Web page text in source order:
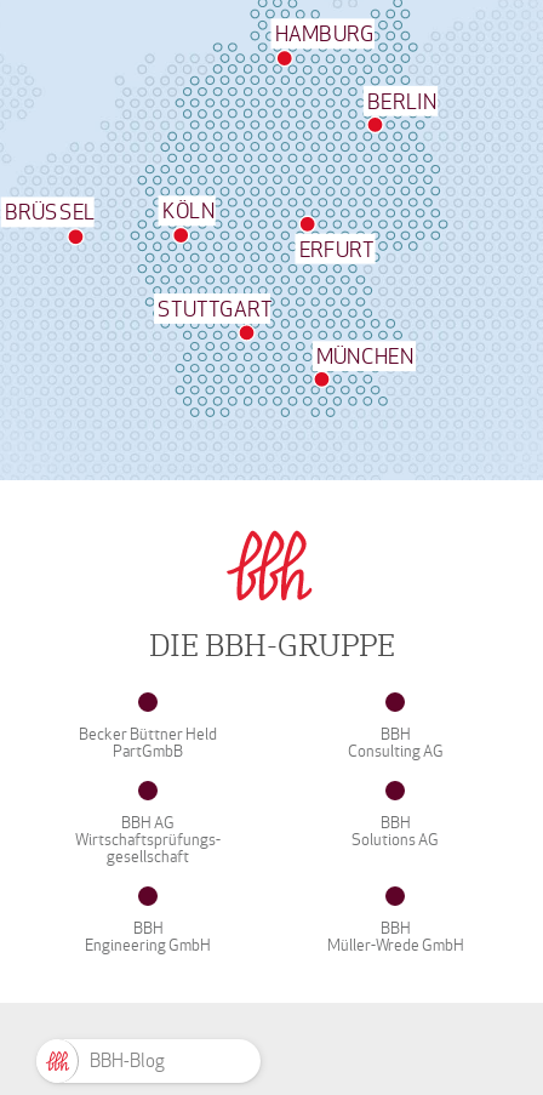
HAMBURG
BERLIN
ERFURT
KÖLN
BRÜSSEL
STUTTGART
MÜNCHEN
DIE BBH-GRUPPE
Becker Büttner Held
PartGmbB
BBH
Consulting AG
BBH AG
Wirtschaftsprüfungs-
gesellschaft
BBH
Solutions AG
BBH
Engineering GmbH
BBH
Müller-Wrede GmbH
BBH-Blog